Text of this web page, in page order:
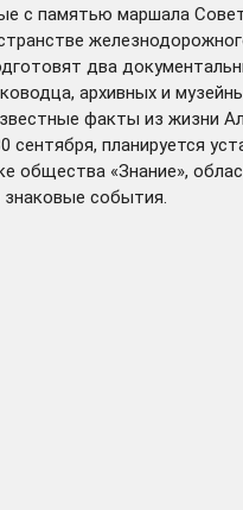
с памятью маршала
два
архивных и
факты из жизни
сентября, планируется
общества «Знание»,
события.